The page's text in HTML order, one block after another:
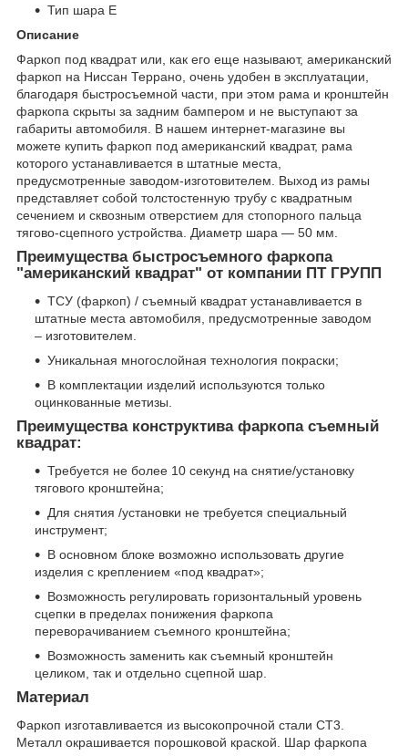
Тип шара E
Описание
Фаркоп под квадрат или, как его еще называют, американский
фаркоп на Ниссан Террано, очень удобен в эксплуатации,
благодаря быстросъемной части, при этом рама и кронштейн
фаркопа скрыты за задним бампером и не выступают за
габариты автомобиля. В нашем интернет-магазине вы
можете купить фаркоп под американский квадрат, рама
которого устанавливается в штатные места,
предусмотренные заводом-изготовителем. Выход из рамы
представляет собой толстостенную трубу с квадратным
сечением и сквозным отверстием для стопорного пальца
тягово-сцепного устройства. Диаметр шара — 50 мм.
Преимущества быстросъемного фаркопа
"американский квадрат" от компании ПТ ГРУПП
ТСУ (фаркоп) / съемный квадрат устанавливается в
штатные места автомобиля, предусмотренные заводом
– изготовителем.
Уникальная многослойная технология покраски;
В комплектации изделий используются только
оцинкованные метизы.
Преимущества конструктива фаркопа съемный
квадрат:
Требуется не более 10 секунд на снятие/установку
тягового кронштейна;
Для снятия /установки не требуется специальный
инструмент;
В основном блоке возможно использовать другие
изделия с креплением «под квадрат»;
Возможность регулировать горизонтальный уровень
сцепки в пределах понижения фаркопа
переворачиванием съемного кронштейна;
Возможность заменить как съемный кронштейн
целиком, так и отдельно сцепной шар.
Материал
Фаркоп изготавливается из высокопрочной стали СТ3.
Металл окрашивается порошковой краской. Шар фаркопа